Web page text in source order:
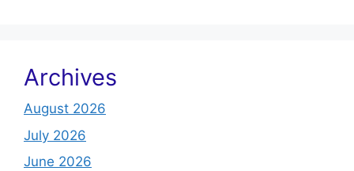
Archives
August 2026
July 2026
June 2026